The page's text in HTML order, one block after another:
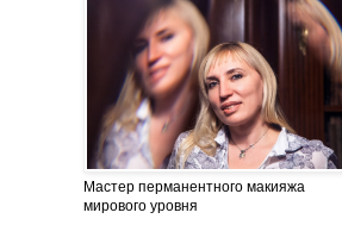
Мастер перманентного макияжа
мирового уровня